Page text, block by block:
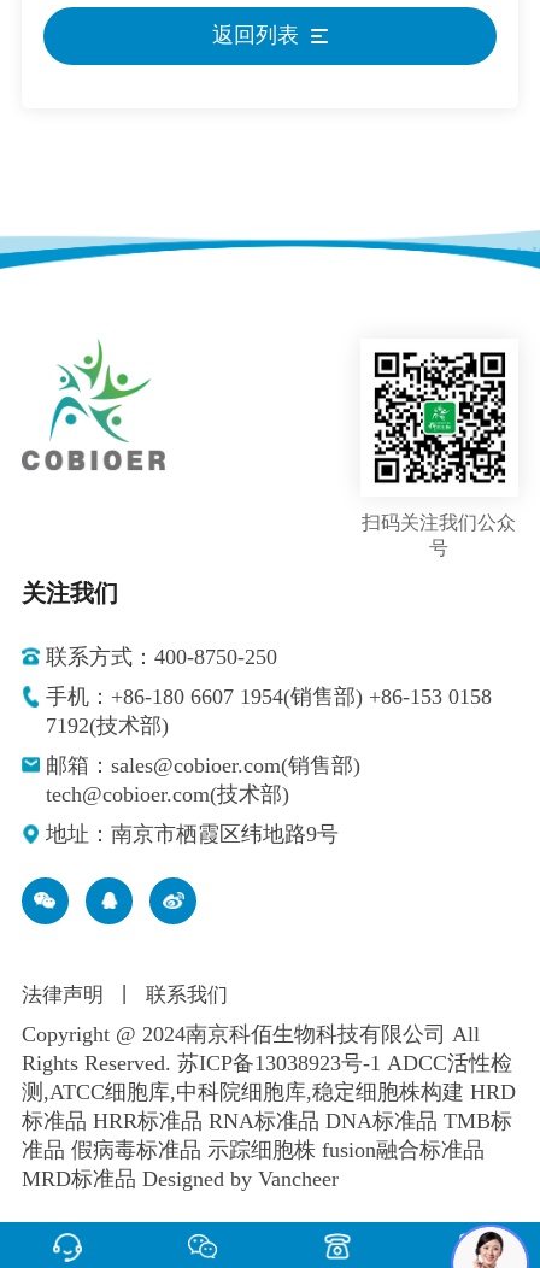
返回列表
扫码关注我们公众
号
关注我们
联系方式：400-8750-250
手机：+86-180 6607 1954(销售部) +86-153 0158
7192(技术部)
邮箱：sales@cobioer.com(销售部)
tech@cobioer.com(技术部)
地址：南京市栖霞区纬地路9号
法律声明 联系我们
Copyright @ 2024南京科佰生物科技有限公司 All
Rights Reserved. 苏ICP备13038923号-1 ADCC活性检
测,ATCC细胞库,中科院细胞库,稳定细胞株构建 HRD
标准品 HRR标准品 RNA标准品 DNA标准品 TMB标
准品 假病毒标准品 示踪细胞株 fusion融合标准品
MRD标准品 Designed by Vancheer